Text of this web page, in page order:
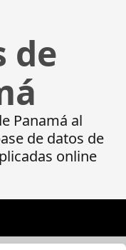
de
Panamá al
de datos de
online